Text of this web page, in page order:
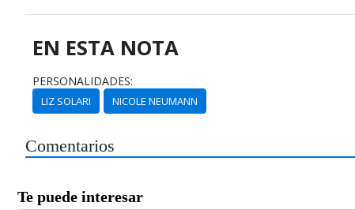
EN ESTA NOTA
PERSONALIDADES:
LIZ SOLARI NICOLE NEUMANN
Comentarios